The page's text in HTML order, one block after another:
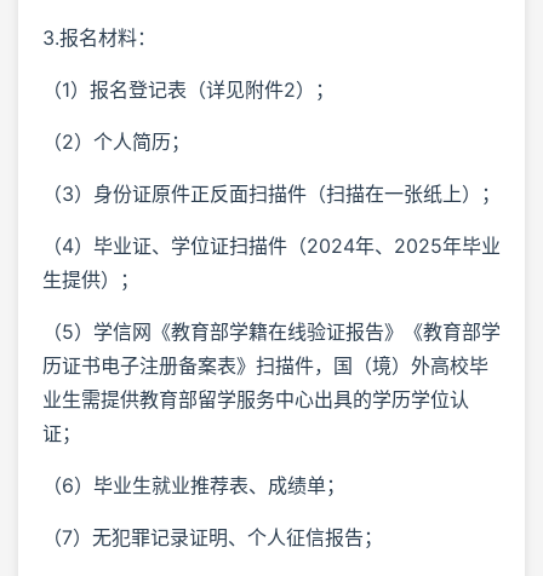
3.报名材料：
（1）报名登记表（详见附件2）；
（2）个人简历；
（3）身份证原件正反面扫描件（扫描在一张纸上）；
（4）毕业证、学位证扫描件（2024年、2025年毕业
生提供）；
（5）学信网《教育部学籍在线验证报告》《教育部学
历证书电子注册备案表》扫描件，国（境）外高校毕
业生需提供教育部留学服务中心出具的学历学位认
证；
（6）毕业生就业推荐表、成绩单；
（7）无犯罪记录证明、个人征信报告；